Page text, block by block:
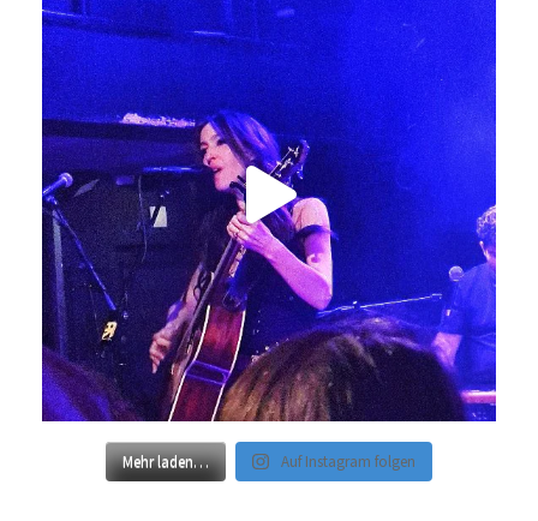
Mehr laden… Auf Instagram folgen